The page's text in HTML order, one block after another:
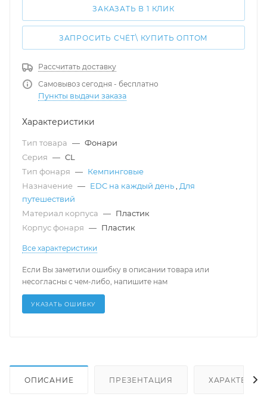
ЗАКАЗАТЬ В 1 КЛИК
ЗАПРОСИТЬ СЧЁТ\ КУПИТЬ ОПТОМ
Рассчитать доставку
Самовывоз сегодня - бесплатно
Пункты выдачи заказа
Характеристики
Тип товара — Фонари
Серия — CL
Тип фонаря — Кемпинговые
Назначение — EDC на каждый день
Для
путешествий
Материал корпуса — Пластик
Корпус фонаря — Пластик
Все характеристики
Если Вы заметили ошибку в описании товара или
несогласны с чем-либо, напишите нам
УКАЗАТЬ ОШИБКУ
ОПИСАНИЕ ПРЕЗЕНТАЦИЯ